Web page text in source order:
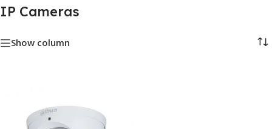
IP Cameras
Show column